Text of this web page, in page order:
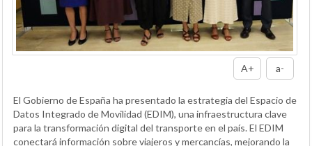
A+ a-
El Gobierno de España ha presentado la estrategia del Espacio de
Datos Integrado de Movilidad (EDIM), una infraestructura clave
para la transformación digital del transporte en el país. El EDIM
conectará información sobre viajeros y mercancías, mejorando la